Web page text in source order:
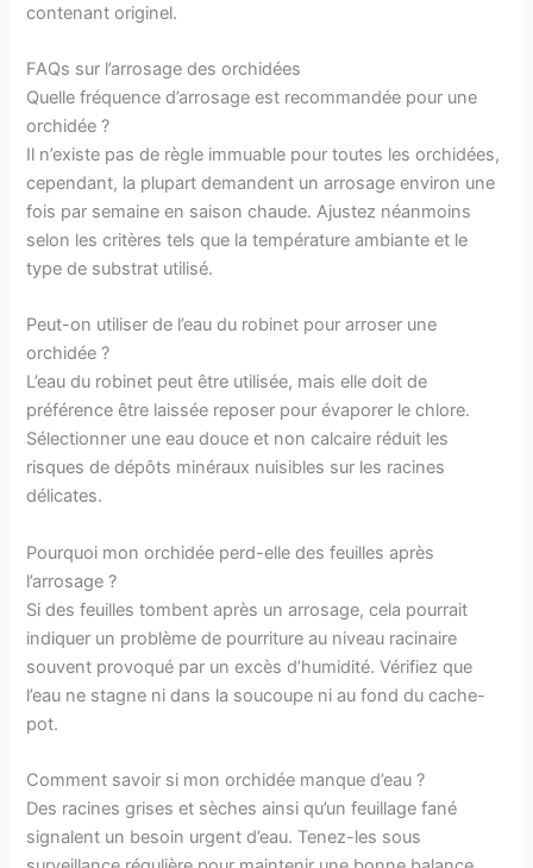
contenant originel.
FAQs sur l’arrosage des orchidées
Quelle fréquence d’arrosage est recommandée pour une
orchidée ?
Il n’existe pas de règle immuable pour toutes les orchidées,
cependant, la plupart demandent un arrosage environ une
fois par semaine en saison chaude. Ajustez néanmoins
selon les critères tels que la température ambiante et le
type de substrat utilisé.
Peut-on utiliser de l’eau du robinet pour arroser une
orchidée ?
L’eau du robinet peut être utilisée, mais elle doit de
préférence être laissée reposer pour évaporer le chlore.
Sélectionner une eau douce et non calcaire réduit les
risques de dépôts minéraux nuisibles sur les racines
délicates.
Pourquoi mon orchidée perd-elle des feuilles après
l’arrosage ?
Si des feuilles tombent après un arrosage, cela pourrait
indiquer un problème de pourriture au niveau racinaire
souvent provoqué par un excès d’humidité. Vérifiez que
l’eau ne stagne ni dans la soucoupe ni au fond du cache-
pot.
Comment savoir si mon orchidée manque d’eau ?
Des racines grises et sèches ainsi qu’un feuillage fané
signalent un besoin urgent d’eau. Tenez-les sous